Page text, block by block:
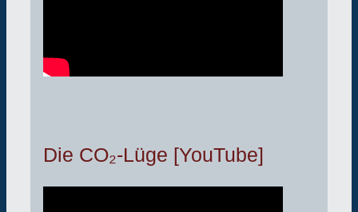
Die CO₂-Lüge [YouTube]